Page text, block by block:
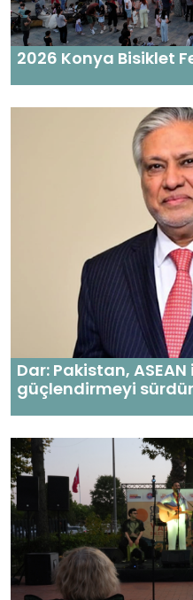
2026 Konya Bisiklet
Dar: Pakistan,
güçlendirmeyi